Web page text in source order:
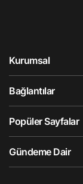
Kurumsal
Bağlantılar
Popüler Sayfalar
Gündeme Dair